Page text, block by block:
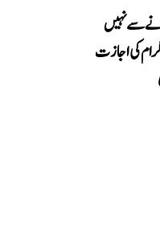
سے نہیں
کی اجازت